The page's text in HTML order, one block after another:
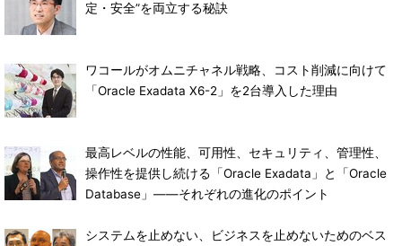
定・安全”を両立する秘訣
ワコールがオムニチャネル戦略、コスト削減に向けて
「Oracle Exadata X6-2」を2台導入した理由
最高レベルの性能、可用性、セキュリティ、管理性、
操作性を提供し続ける「Oracle Exadata」と「Oracle
Database」――それぞれの進化のポイント
システムを止めない、ビジネスを止めないためのベス